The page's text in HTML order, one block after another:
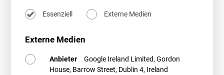
Essenziell Externe Medien
Externe Medien
Anbieter
Google Ireland Limited, Gordon
House, Barrow Street, Dublin 4, Ireland